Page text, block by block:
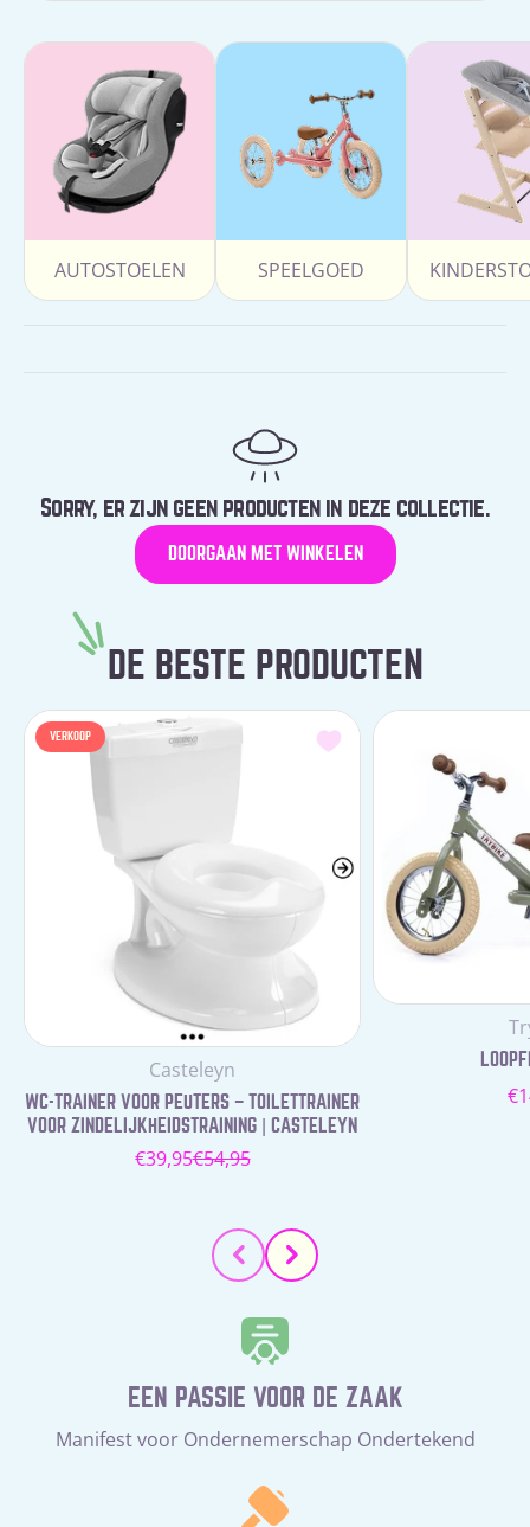
AUTOSTOELEN SPEELGOED
Sorry, er zijn geen producten in deze collectie.
DOORGAAN MET WINKELEN
DE BESTE PRODUCTEN
VERKOOP
Leverancier:
Casteleyn
WC-TRAINER VOOR PEUTERS – TOILETTRAINER
VOOR ZINDELIJKHEIDSTRAINING | CASTELEYN
Verkoopprijs
€39,95Normale
€54,95
EEN PASSIE VOOR DE ZAAK
Manifest voor Ondernemerschap Ondertekend